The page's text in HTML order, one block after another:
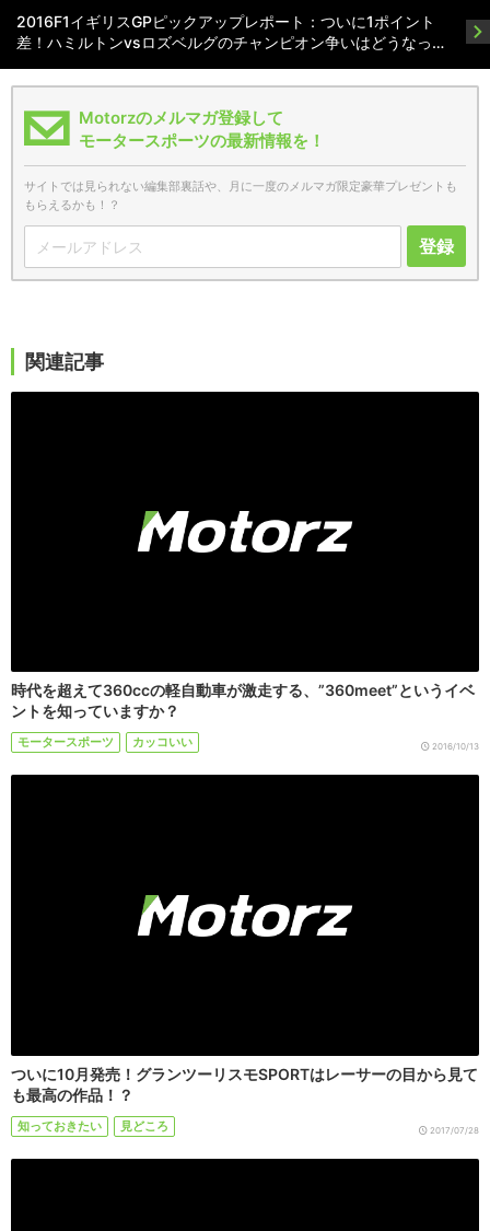
2016F1イギリスGPピックアップレポート：ついに1ポイント
差！ハミルトンvsロズベルグのチャンピオン争いはどうなっ…
Motorzのメルマガ登録して
モータースポーツの最新情報を！
サイトでは見られない編集部裏話や、月に一度のメルマガ限定豪華プレゼントも
もらえるかも！？
登録
関連記事
時代を超えて360ccの軽自動車が激走する、”360meet”というイベ
ントを知っていますか？
モータースポーツ カッコいい 2016/10/13
ついに10月発売！グランツーリスモSPORTはレーサーの目から見て
も最高の作品！？
知っておきたい 見どころ 2017/07/28